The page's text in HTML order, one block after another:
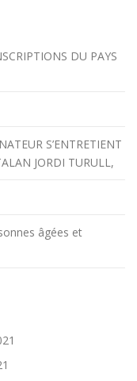
DU PAYS
S’ENTRETIENT
JORDI TURULL,
âgées et